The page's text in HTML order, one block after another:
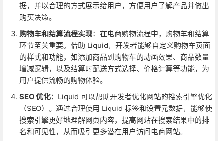
据，并以合理的方式展示给用户，方便用户了解产品并做出
购买决策。
购物车和结算流程实现：在电商购物流程中，购物车和结算
环节至关重要。借助 Liquid，开发者能够自定义购物车页面
的样式和功能，如添加商品到购物车的动画效果、商品数量
增减逻辑，以及结算时配送方式选择、价格计算等功能，为
用户提供流畅的购物体验。
SEO 优化：Liquid 可以帮助开发者优化网站的搜索引擎优化
（SEO）。通过合理使用 Liquid 标签和设置元数据，能够使
搜索引擎更好地理解网页内容，提高网站在搜索结果中的排
名和可见性，从而吸引更多潜在用户访问电商网站。